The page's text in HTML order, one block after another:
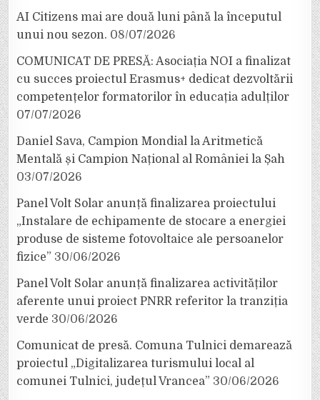
AI Citizens mai are două luni până la începutul
unui nou sezon. 08/07/2026
COMUNICAT DE PRESĂ: Asociația NOI a finalizat
cu succes proiectul Erasmus+ dedicat dezvoltării
competențelor formatorilor în educația adulților
07/07/2026
Daniel Sava, Campion Mondial la Aritmetică
Mentală și Campion Național al României la Șah
03/07/2026
Panel Volt Solar anunță finalizarea proiectului
„Instalare de echipamente de stocare a energiei
produse de sisteme fotovoltaice ale persoanelor
fizice” 30/06/2026
Panel Volt Solar anunță finalizarea activităților
aferente unui proiect PNRR referitor la tranziția
verde 30/06/2026
Comunicat de presă. Comuna Tulnici demarează
proiectul „Digitalizarea turismului local al
comunei Tulnici, județul Vrancea” 30/06/2026